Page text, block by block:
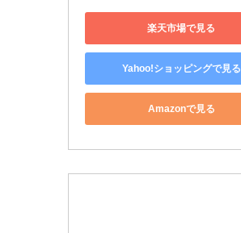
楽天市場で見る
Yahoo!ショッピングで見る
Amazonで見る